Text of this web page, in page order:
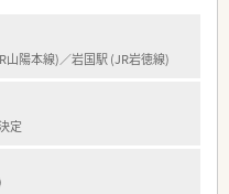
密着型の法人で、経営陣との
最新の監査システムや自動分
療提供に努めています。
付いています。
山陽本線)／岩国駅 (JR岩徳線)
定